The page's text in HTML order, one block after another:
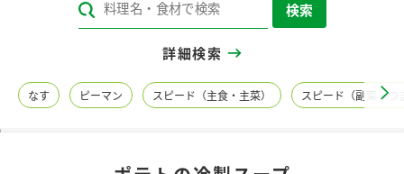
レシピカテゴリ一覧
レシピ名特集
検索
詳細検索
なす ピーマン スピード（主食・主菜） スピード（副菜・つ